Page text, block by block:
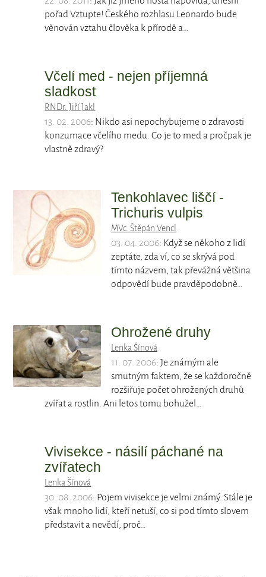
pořad Vztupte! Českého rozhlasu Leonardo bude
věnován vztahu člověka k přírodě a…
Včelí med - nejen příjemná
sladkost
RNDr. Jiří Jakl
13. 02. 2006: Nikdo asi nepochybujeme o zdravosti
konzumace včelího medu. Co je to med a pročpak je
vlastně zdravý?
Tenkohlavec liščí -
Trichuris vulpis
MVc. Štěpán Vencl
03. 04. 2006: Když se někoho z lidí
zeptáte, zda ví, co se skrývá pod
tímto názvem, tak převážná většina
odpovědí bude pravděpodobně…
Ohrožené druhy
Lenka Šínová
11. 07. 2006: Je známým ale
smutným faktem, že se každoročně
rozšiřuje počet ohrožených druhů
zvířat a rostlin. Ani letos tomu bohužel…
Vivisekce - násilí páchané na
zvířatech
Lenka Šínová
30. 08. 2006: Pojem vivisekce je velmi známý. Stále je
však mnoho lidí, kteří netuší, co si pod tímto slovem
představit a nevědí, proč…